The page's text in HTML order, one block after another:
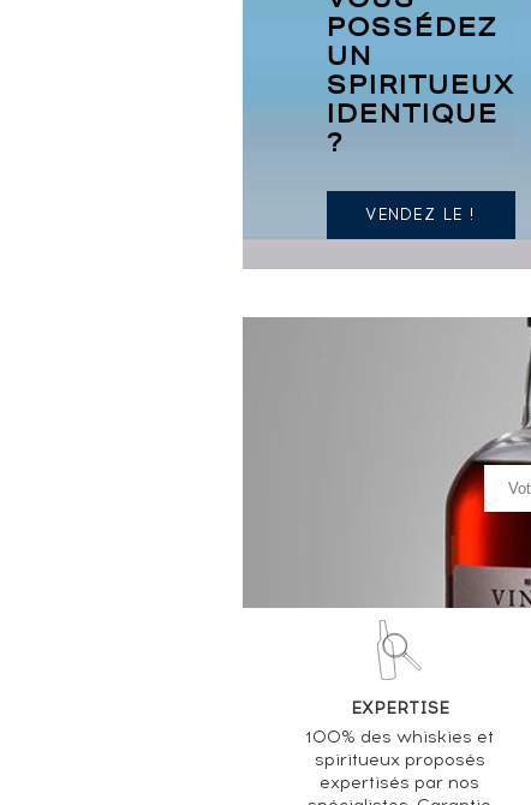
POSSÉDEZ
UN
SPIRITUEUX
IDENTIQUE
?
VENDEZ LE !
EXPERTISE
100% des whiskies et
spiritueux proposés
expertisés par nos